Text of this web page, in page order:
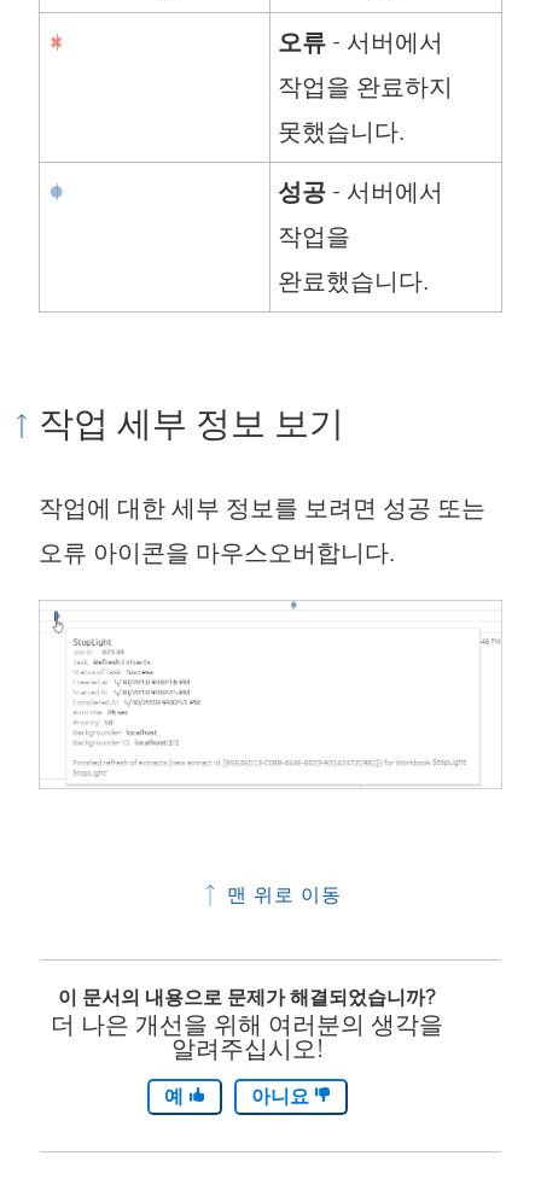
오류 - 서버에서
작업을 완료하지
못했습니다.
성공 - 서버에서
작업을
완료했습니다.
작업 세부 정보 보기
작업에 대한 세부 정보를 보려면 성공 또는
오류 아이콘을 마우스오버합니다.
맨 위로 이동
이 문서의 내용으로 문제가 해결되었습니까?
더 나은 개선을 위해 여러분의 생각을
알려주십시오!
예 아니요